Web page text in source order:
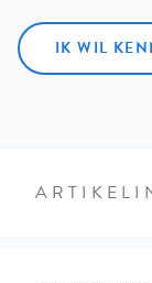
IK WIL